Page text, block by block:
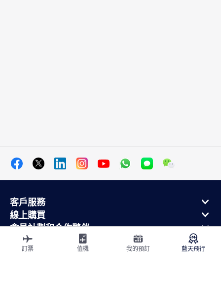
客戶服務
線上購買
會員計劃和合作夥伴
關於法航
法航手機應用
訂票 值機 我的預訂 藍天飛行